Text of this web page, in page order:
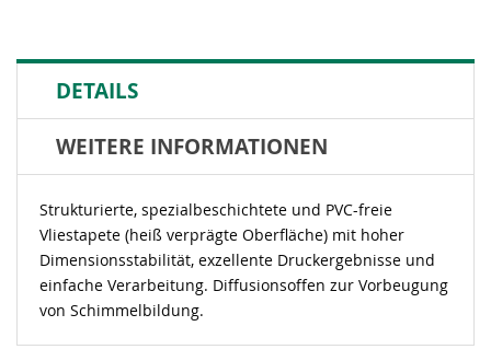
DETAILS
WEITERE INFORMATIONEN
Strukturierte, spezialbeschichtete und PVC-freie
Vliestapete (heiß verprägte Oberfläche) mit hoher
Dimensionsstabilität, exzellente Druckergebnisse und
einfache Verarbeitung. Diffusionsoffen zur Vorbeugung
von Schimmelbildung.